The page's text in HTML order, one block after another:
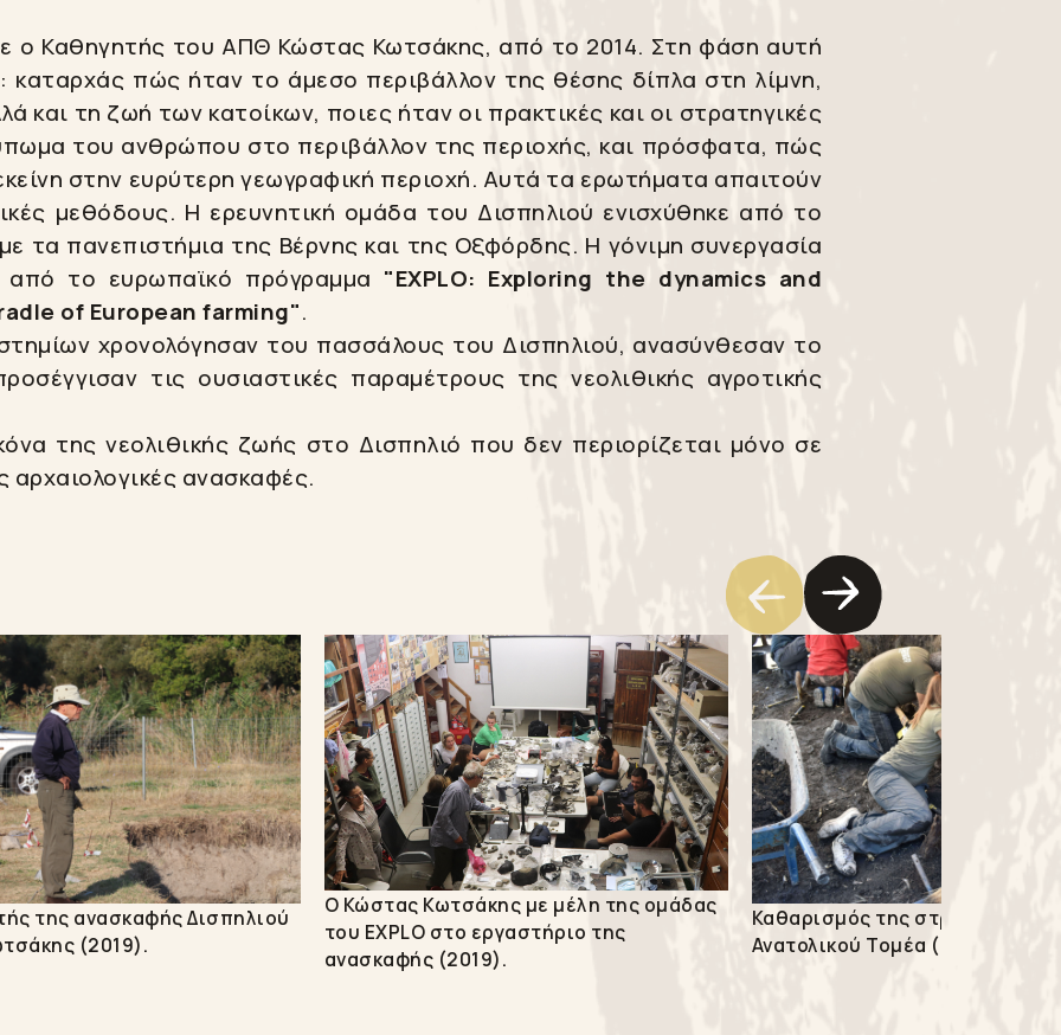
ο Καθηγητής του ΑΠΘ Κώστας Κωτσάκης, από το 2014. Στη φάση αυτή
πώς ήταν το άμεσο περιβάλλον της θέσης δίπλα στη λίμνη,
και τη ζωή των κατοίκων, ποιες ήταν οι πρακτικές και οι στρατηγικές
του ανθρώπου στο περιβάλλον της περιοχής, και πρόσφατα, πώς
στην ευρύτερη γεωγραφική περιοχή. Αυτά τα ερωτήματα απαιτούν
μεθόδους. Η ερευνητική ομάδα του Δισπηλιού ενισχύθηκε από το
τα πανεπιστήμια της Βέρνης και της Οξφόρδης. Η γόνιμη συνεργασία
από το ευρωπαϊκό πρόγραμμα "EXPLO: Exploring the dynamics and
of European farming".
χρονολόγησαν του πασσάλους του Δισπηλιού, ανασύνθεσαν το
τις ουσιαστικές παραμέτρους της νεολιθικής αγροτικής
της νεολιθικής ζωής στο Δισπηλιό που δεν περιορίζεται μόνο σε
ανασκαφές.
της ανασκαφής Δισπηλιού
(2019).
Ο Κώστας Κωτσάκης με μέλη της ομάδας
του EXPLO στο εργαστήριο της
ανασκαφής (2019).
Καθαρισμός της
Ανατολικού Τομέα (2021).